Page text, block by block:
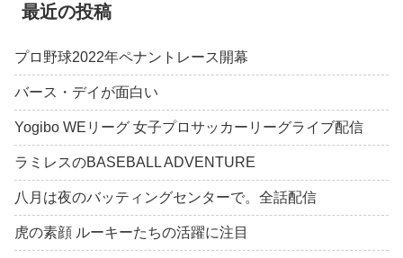
最近の投稿
プロ野球2022年ペナントレース開幕
バース・デイが面白い
Yogibo WEリーグ 女子プロサッカーリーグライブ配信
ラミレスのBASEBALL ADVENTURE
八月は夜のバッティングセンターで。全話配信
虎の素顔 ルーキーたちの活躍に注目